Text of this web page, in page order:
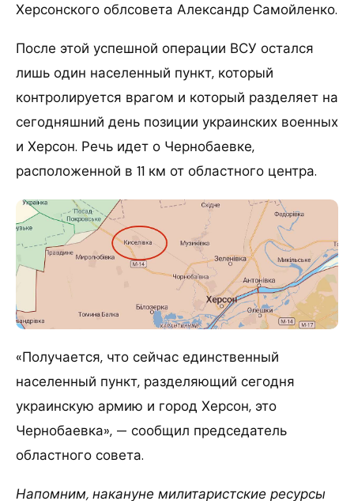
Херсонского облсовета Александр Самойленко.
После этой успешной операции ВСУ остался
лишь один населенный пункт, который
контролируется врагом и который разделяет на
сегодняшний день позиции украинских военных
и Херсон. Речь идет о Чернобаевке,
расположенной в 11 км от областного центра.
«Получается, что сейчас единственный
населенный пункт, разделяющий сегодня
украинскую армию и город Херсон, это
Чернобаевка», — сообщил председатель
областного совета.
Напомним, накануне милитаристские ресурсы